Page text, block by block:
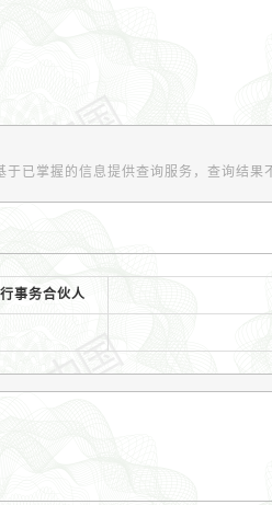
于已掌握的信息提供查询服务，查询结果
事务合伙人